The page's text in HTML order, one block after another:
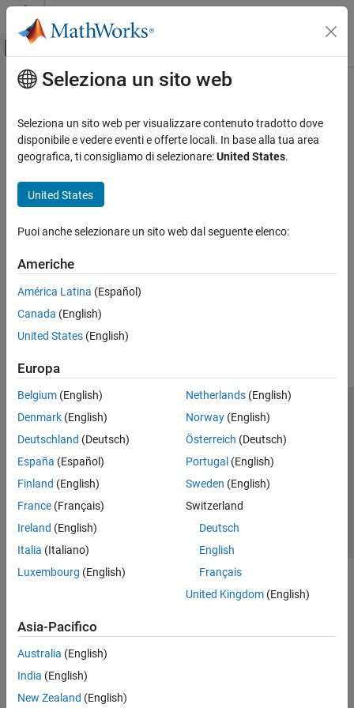
Vai al contenuto
Attiva/disattiva menu di navigazione
Pagina iniziale della documentazione
Contenuto principale
Seleziona un sito web
Seleziona un sito web per visualizzare contenuto tradotto dove
disponibile e vedere eventi e offerte locali. In base alla tua area
geografica, ti consigliamo di selezionare:United States.
United States
Puoi anche selezionare un sito web dal seguente elenco:
Americhe
América Latina (Español)
Canada (English)
United States (English)
Europa
Belgium (English)
Denmark (English)
Deutschland (Deutsch)
España (Español)
Finland (English)
France (Français)
Ireland (English)
Italia (Italiano)
Luxembourg (English)
Netherlands(English)
Norway(English)
Österreich (Deutsch)
Portugal (English)
Sweden (English)
Switzerland
Deutsch
English
Français
United Kingdom(English)
Asia-Pacifico
Australia (English)
India (English)
New Zealand (English)
Centro di fiducia
Informativa sulla privacy
Antipirateria
Stato dell'applicazione
Contatti
© 1994-2026 The MathWorks, Inc.